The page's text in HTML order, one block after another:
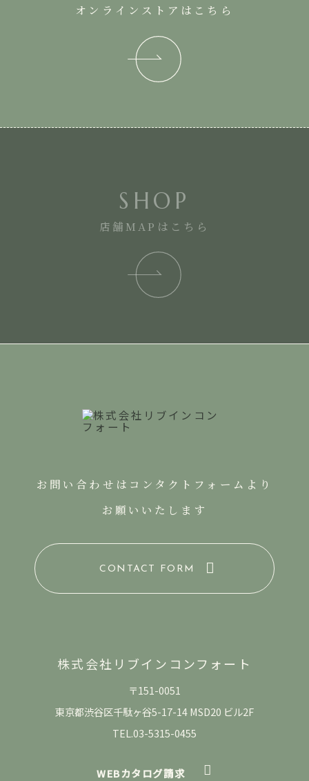
オンラインストアはこちら
SHOP
店舗MAPはこちら
お問い合わせはコンタクトフォームより
お願いいたします
CONTACT FORM
株式会社リブインコンフォート
〒151-0051
東京都渋谷区千駄ヶ谷5-17-14 MSD20 ビル2F
TEL.03-5315-0455
WEBカタログ請求